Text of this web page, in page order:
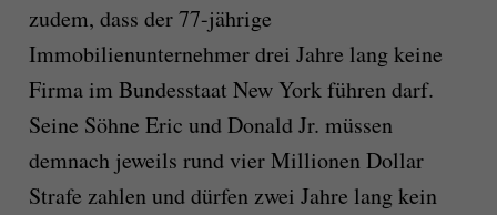
zudem, dass der 77-jährige
Immobilienunternehmer drei Jahre lang keine
Firma im Bundesstaat New York führen darf.
Seine Söhne Eric und Donald Jr. müssen
demnach jeweils rund vier Millionen Dollar
Strafe zahlen und dürfen zwei Jahre lang kein